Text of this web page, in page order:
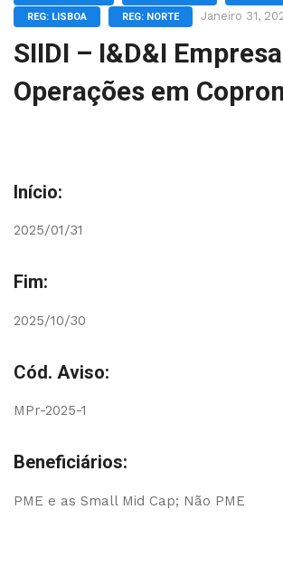
REG: LISBOA
REG: NORTE Janeiro 31,
SIIDI – I&D&I
Operações em
Início:
2025/01/31
Fim:
2025/10/30
Cód. Aviso:
MPr-2025-1
Beneficiários:
PME e as Small Mid Cap; Não PME